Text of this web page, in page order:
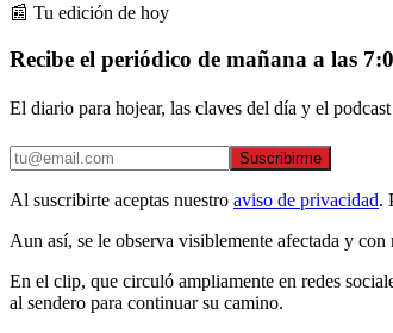
📰 Tu edición de hoy
Recibe el periódico de mañana a las
El diario para hojear, las claves del día y el
Suscribirme
Al suscribirte aceptas nuestro aviso de privacidad.
Aun así, se le observa visiblemente afectada y
En el clip, que circuló ampliamente en redes
al sendero para continuar su camino.